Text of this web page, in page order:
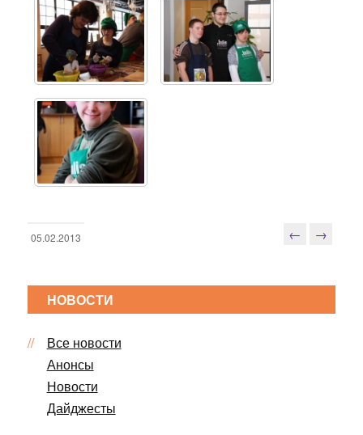
05.02.2013
в
а
← →
НОВОСТИ
Все новости
Анонсы
Новости
Дайджесты